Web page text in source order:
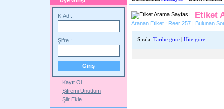
K.Adı:
Şifre :
Kayıt Ol
Şifremi Unuttum
Şiir Ekle
Etiket
Aranan Etiket : Reer 257 | Bulunan
Sırala: Tarihe göre | Hite göre